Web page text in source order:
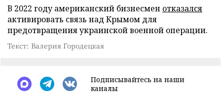
В 2022 году американский бизнесмен отказался
активировать связь над Крымом для
предотвращения украинской военной операции.
Текст: Валерия Городецкая
Подписывайтесь на наши
каналы